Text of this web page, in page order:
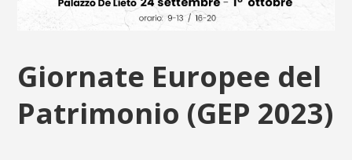
Giornate Europee del
Patrimonio (GEP 2023)